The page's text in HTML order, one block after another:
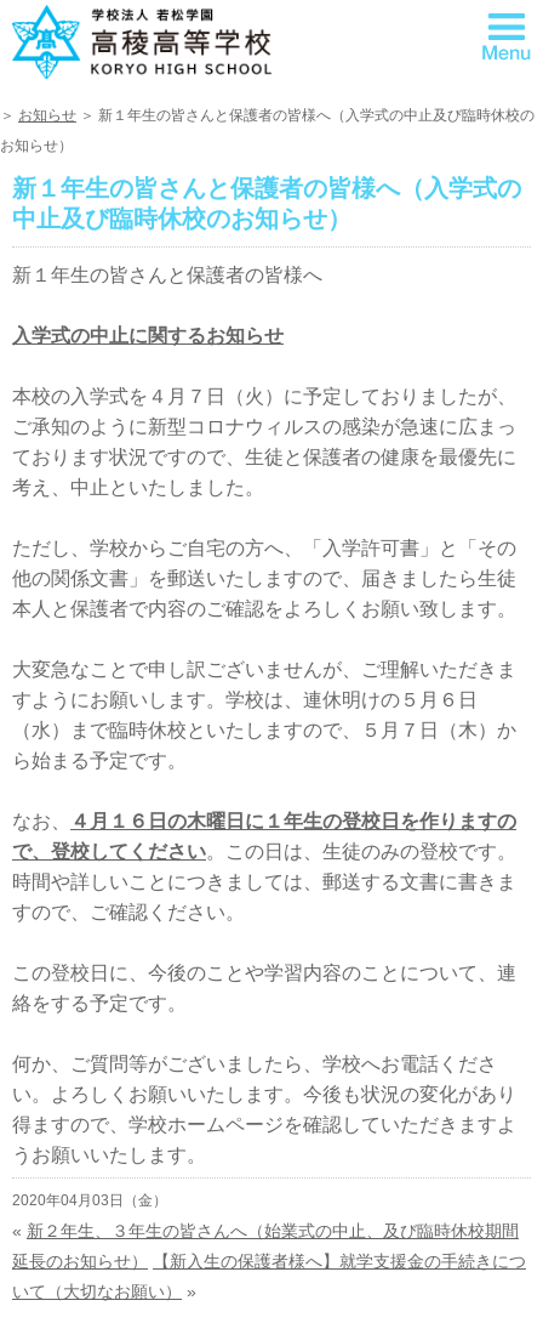
＞ お知らせ ＞ 新１年生の皆さんと保護者の皆様へ（入学式の中止及び臨時休校の
お知らせ）
新１年生の皆さんと保護者の皆様へ（入学式の
中止及び臨時休校のお知らせ）
新１年生の皆さんと保護者の皆様へ
入学式の中止に関するお知らせ
本校の入学式を４月７日（火）に予定しておりましたが、
ご承知のように新型コロナウィルスの感染が急速に広まっ
ております状況ですので、生徒と保護者の健康を最優先に
考え、中止といたしました。
ただし、学校からご自宅の方へ、「入学許可書」と「その
他の関係文書」を郵送いたしますので、届きましたら生徒
本人と保護者で内容のご確認をよろしくお願い致します。
大変急なことで申し訳ございませんが、ご理解いただきま
すようにお願いします。学校は、連休明けの５月６日
（水）まで臨時休校といたしますので、５月７日（木）か
ら始まる予定です。
なお、
４月１６日の木曜日に１年生の登校日を作りますの
で、登校してください。この日は、生徒のみの登校です。
時間や詳しいことにつきましては、郵送する文書に書きま
すので、ご確認ください。
この登校日に、今後のことや学習内容のことについて、連
絡をする予定です。
何か、ご質問等がございましたら、学校へお電話くださ
い。よろしくお願いいたします。今後も状況の変化があり
得ますので、学校ホームページを確認していただきますよ
うお願いいたします。
2020年04月03日（金）
« 新２年生、３年生の皆さんへ（始業式の中止、及び臨時休校期間
延長のお知らせ）
【新入生の保護者様へ】就学支援金の手続きにつ
いて（大切なお願い）
»